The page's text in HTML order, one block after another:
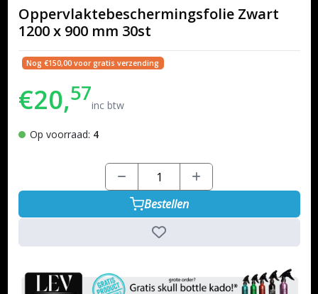
Oppervlaktebeschermingsfolie Zwart
1200 x 900 mm 30st
Nog €150,00 voor gratis verzending
€20,57inc btw
Op voorraad: 4
Bestellen